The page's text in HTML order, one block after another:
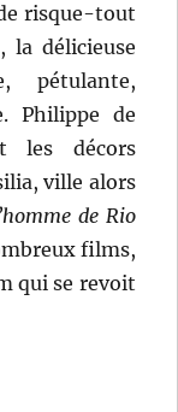
risque-tout
la délicieuse
pétulante,
Philippe de
les décors
ville alors
de Rio
films,
qui se revoit